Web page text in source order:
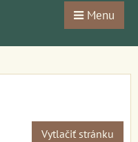
Menu
Vytlačiť stránku